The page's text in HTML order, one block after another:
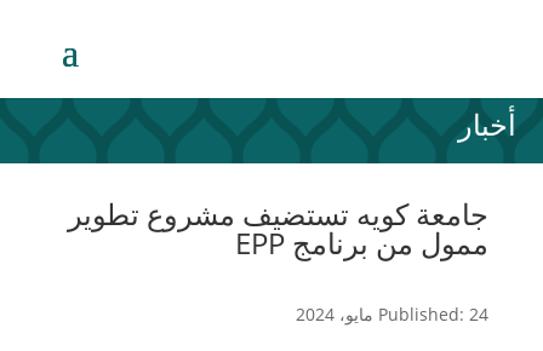
أخبار
جامعة كويه تستضيف مشروع تطوير
ممول من برنامج EPP
Published: 24 مايو، 2024